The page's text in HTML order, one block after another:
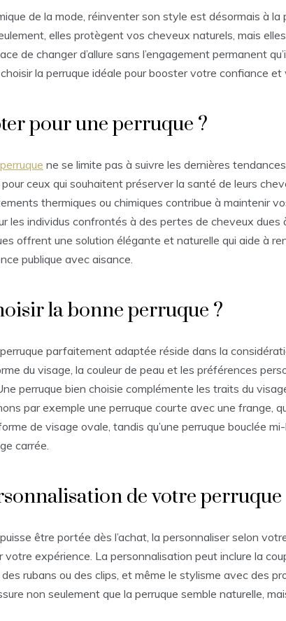
de la mode, réinventer son style est désormais à
elles protègent vos cheveux naturels, mais
de changer d’allure sans l’engagement permanent
la perruque idéale pour booster votre confiance et
pour une perruque ?
ne se limite pas à suivre les dernières
ceux qui souhaitent préserver la santé de leurs
thermiques ou chimiques contribue à maintenir
les individus confrontés à des pertes de cheveux dues
offrent une solution élégante et naturelle qui aide à
publique avec aisance.
la bonne perruque ?
parfaitement adaptée réside dans la
du visage, la couleur de peau et les préférences
perruque bien choisie complémente les traits du
par exemple une perruque courte avec une frange,
de visage ovale, tandis qu’une perruque bouclée
carrée.
de votre perruque
puisse être portée dès l’achat, la personnaliser selon
expérience. La personnalisation peut inclure la
des rubans ou des clips, et même le stylisme avec des
non seulement que la perruque semble naturelle,